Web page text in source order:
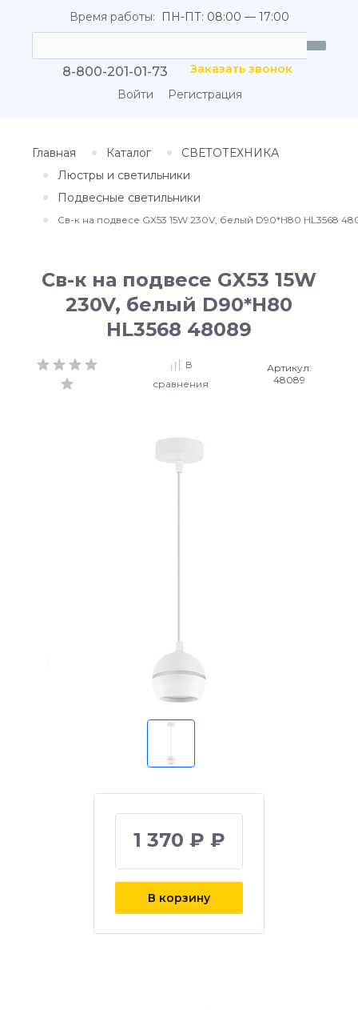
Время работы: ПН-ПТ: 08:00 — 17:00
8-800-201-01-73
Заказать звонок
Войти
Регистрация
Главная Каталог
СВЕТОТЕХНИКА
Люстры и светильники
Подвесные светильники
Св-к на подвесе GX53 15W 230V, белый D90*H80 HL3568
Св-к на подвесе GX53 15W
230V, белый D90*H80
HL3568 48089
В
сравнения
Артикул:
48089
1 370 ₽ ₽
В корзину